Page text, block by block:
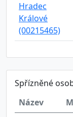
Hradec
Králové
(00215465)
Spřízněné
Název